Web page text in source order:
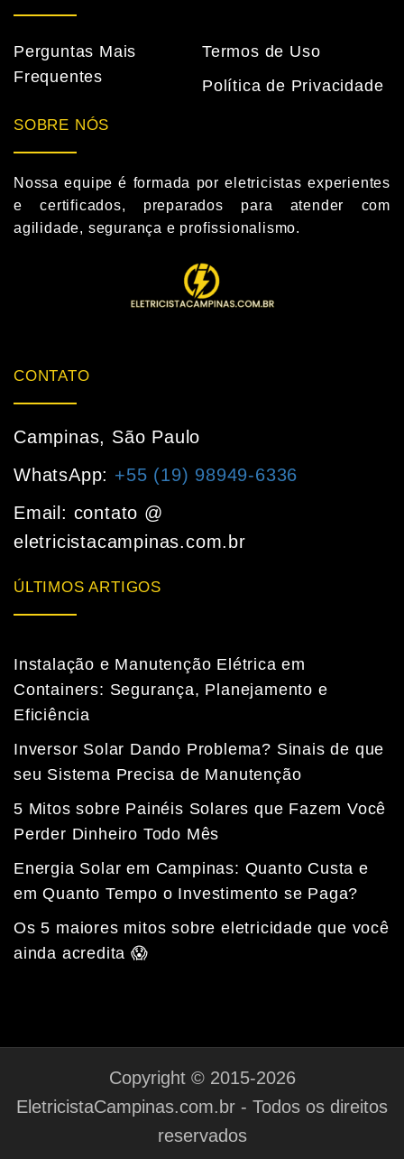
Perguntas Mais
Frequentes
Termos de Uso
Política de Privacidade
SOBRE NÓS
Nossa equipe é formada por eletricistas experientes
e certificados, preparados para atender com
agilidade, segurança e profissionalismo.
CONTATO
Campinas, São Paulo
WhatsApp: +55 (19) 98949-6336
Email: contato @
eletricistacampinas.com.br
ÚLTIMOS ARTIGOS
Instalação e Manutenção Elétrica em
Containers: Segurança, Planejamento e
Eficiência
Inversor Solar Dando Problema? Sinais de que
seu Sistema Precisa de Manutenção
5 Mitos sobre Painéis Solares que Fazem Você
Perder Dinheiro Todo Mês
Energia Solar em Campinas: Quanto Custa e
em Quanto Tempo o Investimento se Paga?
Os 5 maiores mitos sobre eletricidade que você
ainda acredita 😱
Copyright © 2015-2026
EletricistaCampinas.com.br - Todos os direitos
reservados
Fale com a nossa equipe
Tempo médio de resposta: 15 minutos